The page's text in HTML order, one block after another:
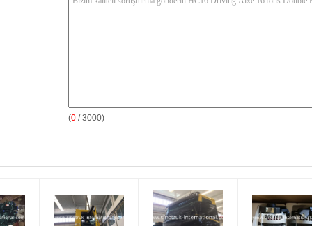
(0 / 3000)